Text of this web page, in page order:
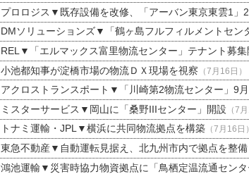
プロロジス▼既存設備を改修、「アーバン東京東雲1」
DMソリューションズ▼「鶴ヶ島フルフィルメントセン
REL▼「エルマックス富里物流センター」テナント募集
小池都知事が淀橋市場の物流ＤＸ現場を視察 （7月16日）
アクロストランスポート▼「川崎第2物流センター」9
ミスターサービス▼岡山に「桑野IIIセンター」開設 （7
トナミ運輸・JPL▼横浜に共同物流拠点を構築（7月16日）
東急不動産▼自動運転見据え、北九州市内で拠点を整備
鴻池運輸▼災害時協力物資拠点に「鳥栖定温流通セン